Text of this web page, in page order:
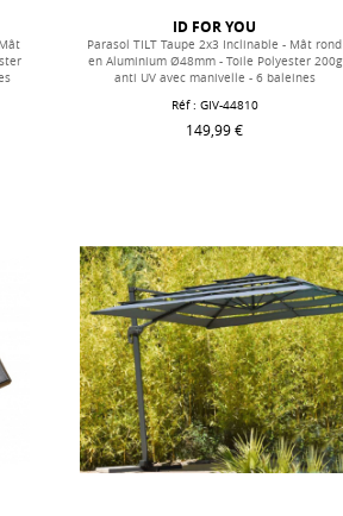
ID FOR YOU
Parasol TILT Taupe 2x3 Inclinable - Mât rond
en Aluminium Ø48mm - Toile Polyester 200g
anti UV avec manivelle - 6 baleines
Réf : GIV-44810
149,99 €